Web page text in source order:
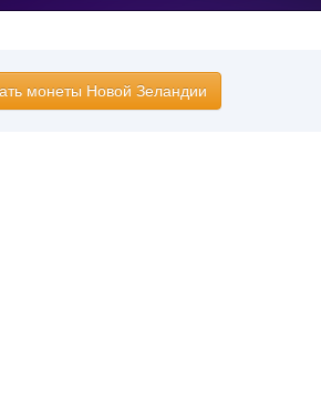
монеты Новой Зеландии